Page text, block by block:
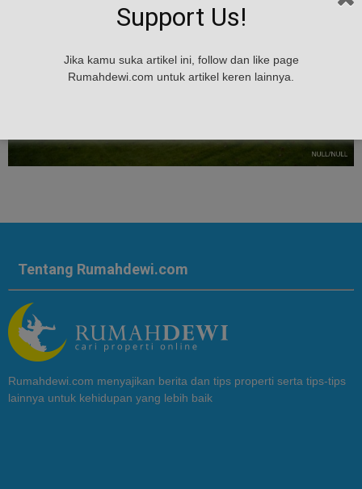
Tentang Rumahdewi.com
Rumahdewi.com menyajikan berita dan tips properti serta tips-tips
lainnya untuk kehidupan yang lebih baik
Support Us!
Jika kamu suka artikel ini, follow dan like page
Rumahdewi.com untuk artikel keren lainnya.